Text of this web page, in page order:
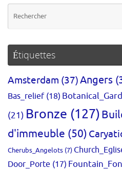
Étiquettes
Amsterdam (37)Angers
Bas_relief(18)
(21) Bronze (127)
d'immeuble (50)
Cherubs_Angelots (7)
Door_Porte (17)